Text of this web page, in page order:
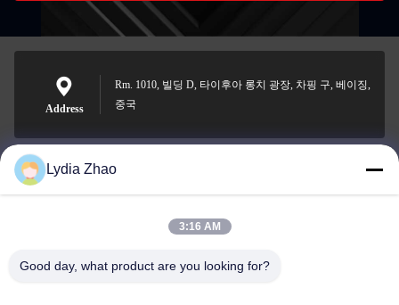
Address
Rm. 1010, 빌딩 D, 타이후아 롱치 광장, 차핑 구, 베이징,
중국
jesingd@vip.sina.com
Lydia Zhao
3:16 AM
Good day, what product are you looking for?